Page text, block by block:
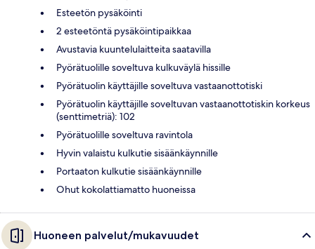
Esteetön pysäköinti
2 esteetöntä pysäköintipaikkaa
Avustavia kuuntelulaitteita saatavilla
Pyörätuolille soveltuva kulkuväylä hissille
Pyörätuolin käyttäjille soveltuva vastaanottotiski
Pyörätuolin käyttäjille soveltuvan vastaanottotiskin korkeus
(senttimetriä): 102
Pyörätuolille soveltuva ravintola
Hyvin valaistu kulkutie sisäänkäynnille
Portaaton kulkutie sisäänkäynnille
Ohut kokolattiamatto huoneissa
Huoneen palvelut/mukavuudet